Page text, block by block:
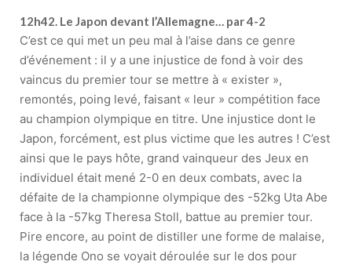
12h42. Le Japon devant l’Allemagne… par 4-2
C’est ce qui met un peu mal à l’aise dans ce genre
d’événement : il y a une injustice de fond à voir des
vaincus du premier tour se mettre à « exister »,
remontés, poing levé, faisant « leur » compétition face
au champion olympique en titre. Une injustice dont le
Japon, forcément, est plus victime que les autres ! C’est
ainsi que le pays hôte, grand vainqueur des Jeux en
individuel était mené 2-0 en deux combats, avec la
défaite de la championne olympique des -52kg Uta Abe
face à la -57kg Theresa Stoll, battue au premier tour.
Pire encore, au point de distiller une forme de malaise,
la légende Ono se voyait déroulée sur le dos pour